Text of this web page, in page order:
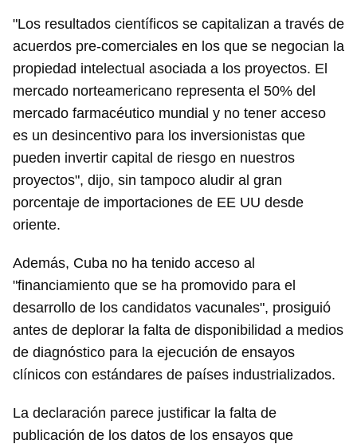
"Los resultados científicos se capitalizan a través de
acuerdos pre-comerciales en los que se negocian la
propiedad intelectual asociada a los proyectos. El
mercado norteamericano representa el 50% del
mercado farmacéutico mundial y no tener acceso
es un desincentivo para los inversionistas que
pueden invertir capital de riesgo en nuestros
proyectos", dijo, sin tampoco aludir al gran
porcentaje de importaciones de EE UU desde
oriente.
Además, Cuba no ha tenido acceso al
"financiamiento que se ha promovido para el
desarrollo de los candidatos vacunales", prosiguió
antes de deplorar la falta de disponibilidad a medios
de diagnóstico para la ejecución de ensayos
clínicos con estándares de países industrializados.
La declaración parece justificar la falta de
publicación de los datos de los ensayos que